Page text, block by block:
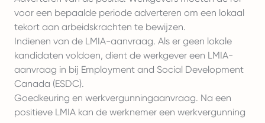
voor een bepaalde periode adverteren om een lokaal
tekort aan arbeidskrachten te bewijzen.
Indienen van de LMIA-aanvraag. Als er geen lokale
kandidaten voldoen, dient de werkgever een LMIA-
aanvraag in bij Employment and Social Development
Canada (ESDC).
Goedkeuring en werkvergunningaanvraag. Na een
positieve LMIA kan de werknemer een werkvergunning